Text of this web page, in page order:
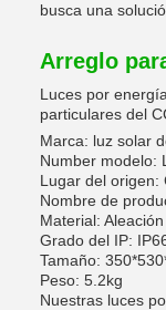
busca una
Arreglo
Luces por
particulares del
Marca: luz solar
Number modelo:
Lugar del origen:
Nombre de
Material:
Grado del IP:
Tamaño:
Peso: 5.2kg
Nuestras luces